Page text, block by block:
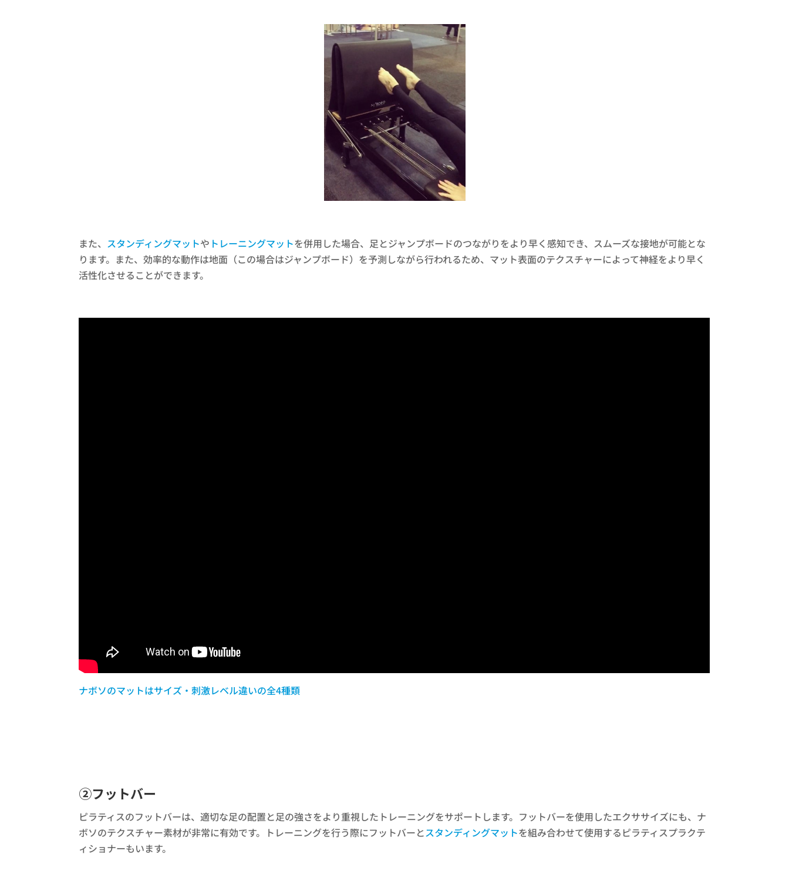
また、 スタンディングマットや トレーニングマットを併用した場合、足とジャンプボードのつながりをより早く感知でき、スムーズな接地が可能とな
ります。また、効率的な動作は地面（この場合はジャンプボード）を予測しながら行われるため、マット表面のテクスチャーによって神経をより早く
活性化させることができます。
ナボソのマットはサイズ・刺激レベル違いの全4種類
➁フットバー
ピラティスのフットバーは、適切な足の配置と足の強さをより重視したトレーニングをサポートします。フットバーを使用したエクササイズにも、ナ
ボソのテクスチャー素材が非常に有効です。トレーニングを行う際にフットバーとスタンディングマットを組み合わせて使用するピラティスプラクテ
ィショナーもいます。